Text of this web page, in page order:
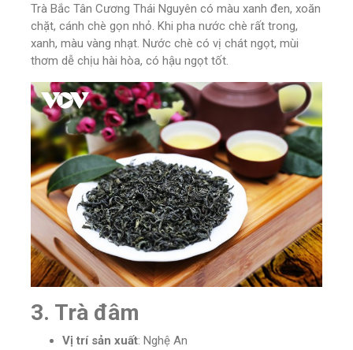
Trà Bắc Tân Cương Thái Nguyên có màu xanh đen, xoăn
chặt, cánh chè gọn nhỏ. Khi pha nước chè rất trong,
xanh, màu vàng nhạt. Nước chè có vị chát ngọt, mùi
thơm dễ chịu hài hòa, có hậu ngọt tốt.
3. Trà đâm
Vị trí sản xuất: Nghệ An